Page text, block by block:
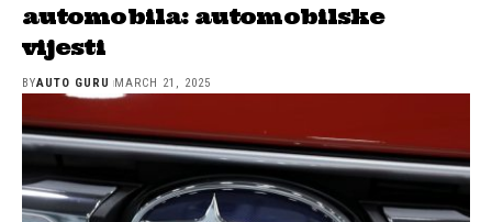
automobila: automobilske
vijesti
BYAUTO GURU MARCH 21, 2025